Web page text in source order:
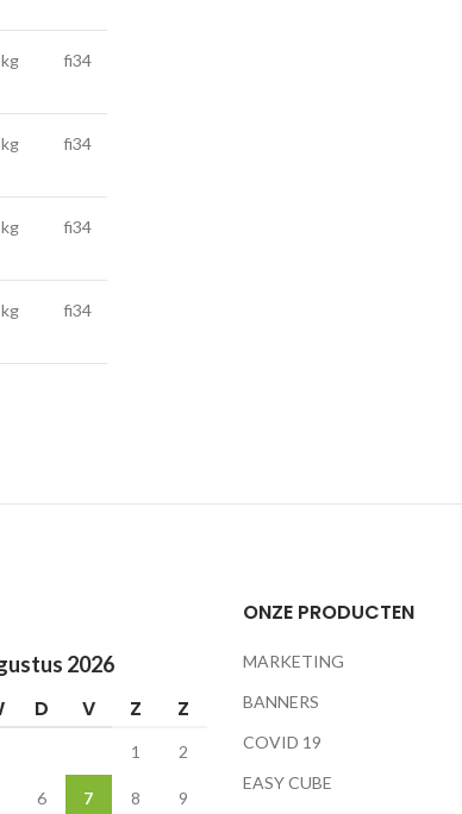
fi34
fi34
fi34
fi34
2026
D V Z Z
1 2
6 7 8 9
ONZE PRODUCTEN
MARKETING
BANNERS
COVID 19
EASY CUBE